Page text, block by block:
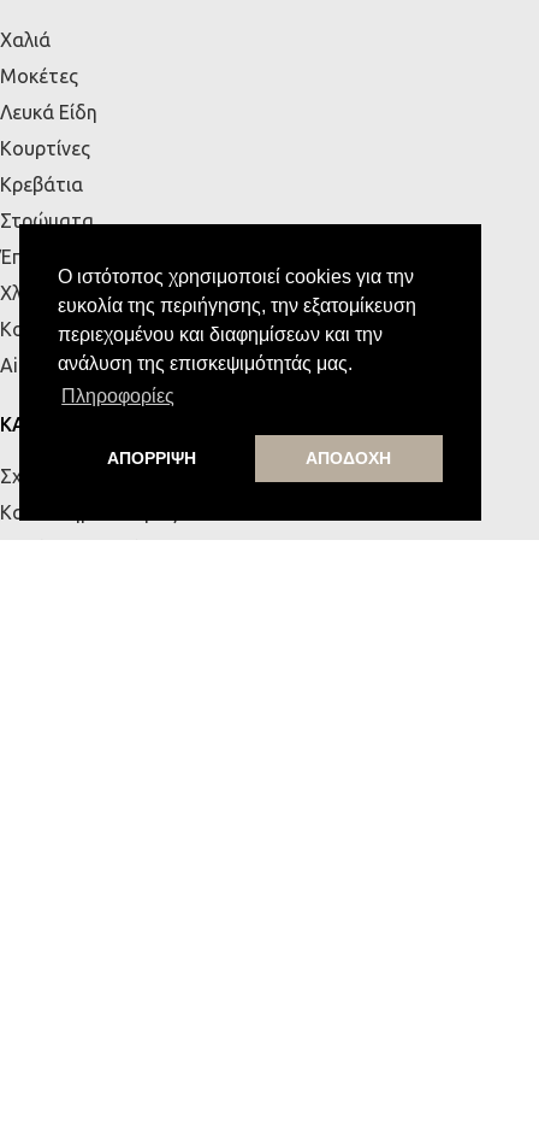
Ο ιστότοπος χρησιμοποιεί cookies για την
ευκολία της περιήγησης, την εξατομίκευση
περιεχομένου και διαφημίσεων και την
ανάλυση της επισκεψιμότητάς μας.
Πληροφορίες
ΑΠΟΡΡΙΨΗ ΑΠΟΔΟΧΗ
Χαλιά
Μοκέτες
Λευκά Είδη
Κουρτίνες
Κρεβάτια
Στρώματα
Έπιπλα Εξωτερικού Χώρου
Χλοοτάπητες
Κουζίνα
Airbnb
ΚΑΤΑΣΤΗΜΑΤΑ
Σχετικά με εμάς
Κατάστημα Πάτρας